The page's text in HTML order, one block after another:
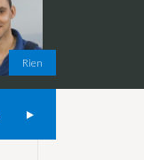
Rien